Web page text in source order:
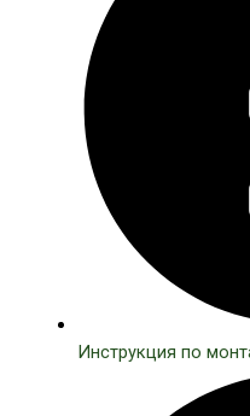
Инструкция по